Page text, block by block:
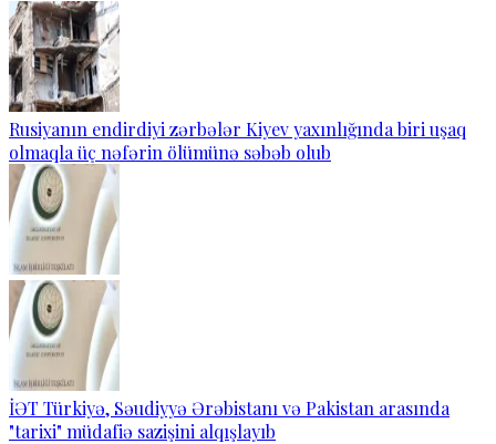
Rusiyanın endirdiyi zərbələr Kiyev yaxınlığında biri uşaq
olmaqla üç nəfərin ölümünə səbəb olub
İƏT Türkiyə, Səudiyyə Ərəbistanı və Pakistan arasında
"tarixi" müdafiə sazişini alqışlayıb